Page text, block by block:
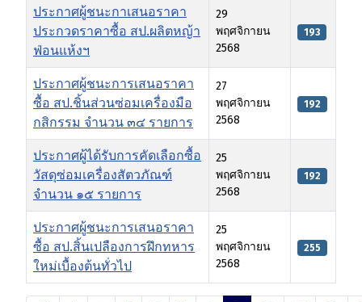
เนื้อหา
ประกาศผู้ชนะกาเสนอราคา
ประกวดราคาซื้อ สป.ผลิตหญ้า
ฟ่อนแห้งฯ
29
พฤศจิกายน
2568
193
ประกาศผู้ชนะการเสนอราคา
ซื้อ สป.ชิ้นส่วนซ่อมเครื่องมือ
กสิกรรม จำนวน ๓๔ รายการ
27
พฤศจิกายน
2568
192
ประกาศผู้ได้รับการคัดเลือกซื้อ
วัสดุซ่อมเครื่องสัตวภัณฑ์
จำนวน ๑๕ รายการ
25
พฤศจิกายน
2568
192
ประกาศผู้ชนะการเสนอราคา
ซื้อ สป.สิ้นเปลืองการฝึกทหาร
ใหม่เบื้องต้นทั่วไป
25
พฤศจิกายน
2568
255